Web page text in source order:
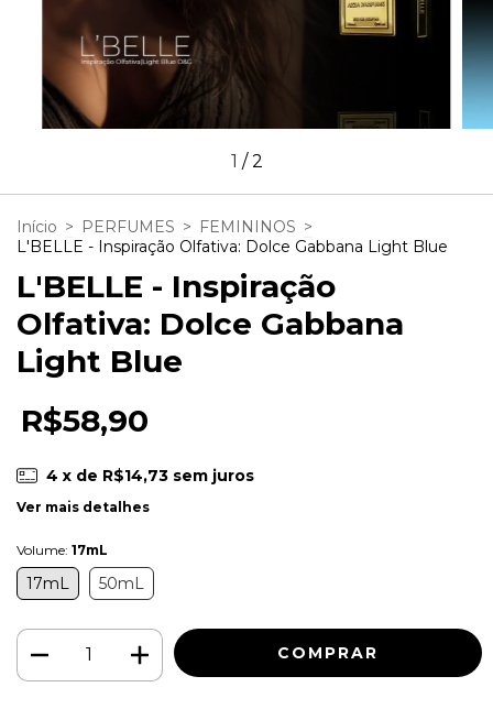
1 /2
Início > PERFUMES > FEMININOS >
L'BELLE - Inspiração Olfativa: Dolce Gabbana Light Blue
L'BELLE - Inspiração
Olfativa: Dolce Gabbana
Light Blue
R$58,90
4 x de R$14,73 sem juros
Ver mais detalhes
Volume: 17mL
17mL 50mL